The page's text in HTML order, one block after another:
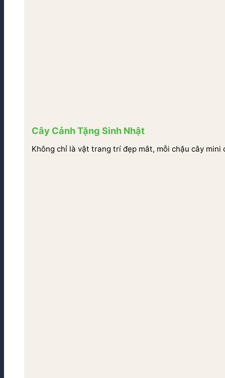
Cây Cảnh Tặng Sinh Nhật
Không chỉ là vật trang trí đẹp mắt, mỗi chậu cây